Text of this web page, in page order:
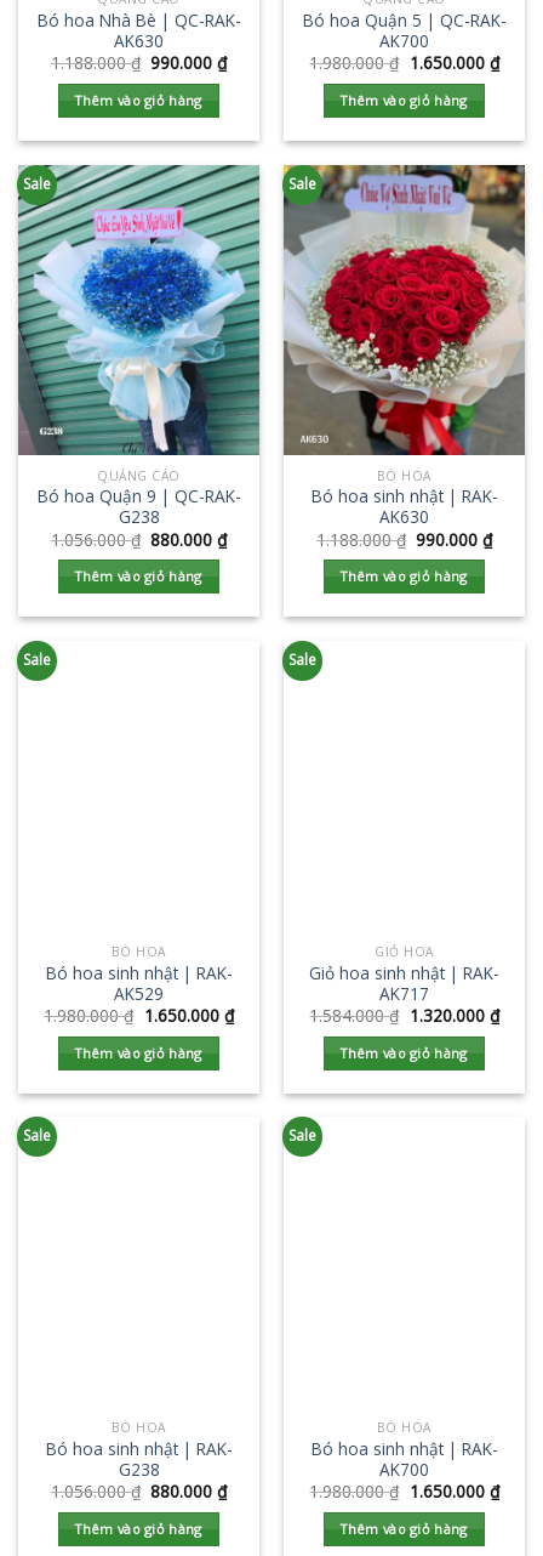
Bó hoa Nhà Bè | QC-RAK-
AK630
1.188.000₫ 990.000₫
Thêm vào giỏ hàng
Bó hoa Quận 5 | QC-RAK-
AK700
1.980.000₫ 1.650.000 ₫
Thêm vào giỏ hàng
Sale
QUẢNG CÁO
Bó hoa Quận 9 | QC-RAK-
G238
1.056.000₫ 880.000₫
Thêm vào giỏ hàng
Sale
BÓ HOA
Bó hoa sinh nhật | RAK-
AK630
1.188.000₫ 990.000₫
Thêm vào giỏ hàng
Sale
BÓ HOA
Bó hoa sinh nhật | RAK-
AK529
1.980.000₫ 1.650.000 ₫
Thêm vào giỏ hàng
Sale
GIỎ HOA
Giỏ hoa sinh nhật | RAK-
AK717
1.584.000₫ 1.320.000 ₫
Thêm vào giỏ hàng
Sale
BÓ HOA
Bó hoa sinh nhật | RAK-
G238
1.056.000₫ 880.000₫
Thêm vào giỏ hàng
Sale
BÓ HOA
Bó hoa sinh nhật | RAK-
AK700
1.980.000₫ 1.650.000 ₫
Thêm vào giỏ hàng